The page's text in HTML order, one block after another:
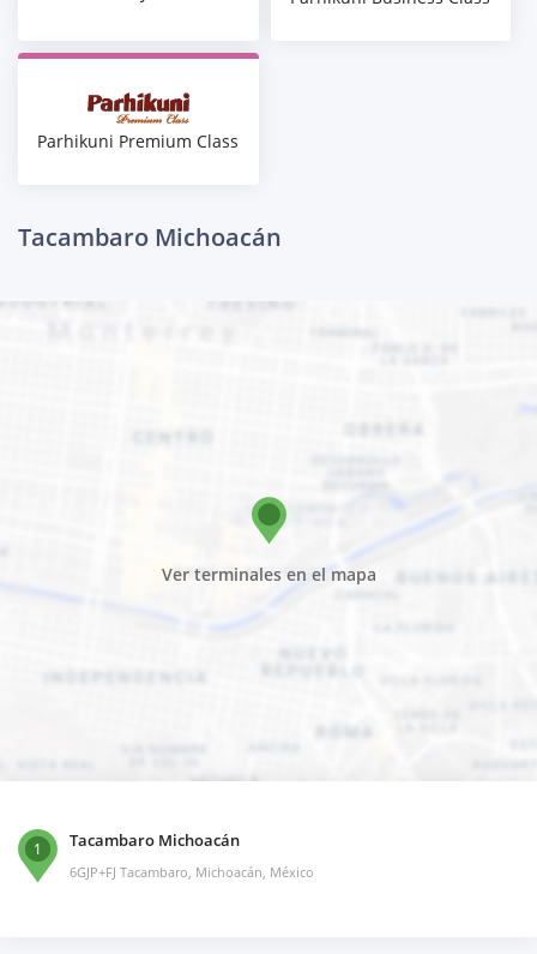
Parhikuni Premium Class
Tacambaro Michoacán
Ver terminales en el mapa
1 Tacambaro Michoacán
6GJP+FJ Tacambaro, Michoacán, México